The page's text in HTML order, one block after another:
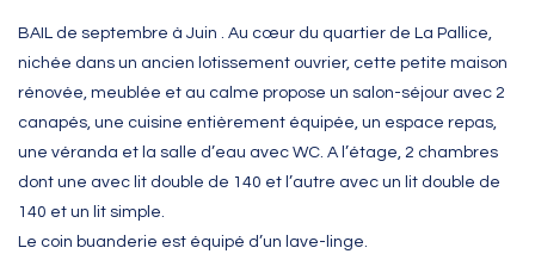
BAIL de septembre à Juin . Au cœur du quartier de La Pallice,
nichée dans un ancien lotissement ouvrier, cette petite maison
rénovée, meublée et au calme propose un salon-séjour avec 2
canapés, une cuisine entièrement équipée, un espace repas,
une véranda et la salle d’eau avec WC. A l’étage, 2 chambres
dont une avec lit double de 140 et l’autre avec un lit double de
140 et un lit simple.
Le coin buanderie est équipé d’un lave-linge.